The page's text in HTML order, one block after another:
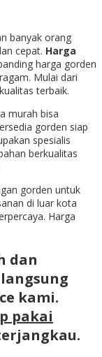
banyak orang
cepat. Harga
harga gorden
Mulai dari
terbaik.
murah bisa
gorden siap
spesialis
berkualitas
gorden untuk
di luar kota
Harga
dan
kami.
pakai